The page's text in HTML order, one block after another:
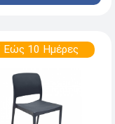
Εώς 10 Ημέρες